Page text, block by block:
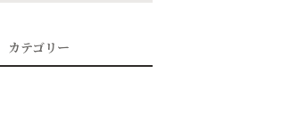
カテゴリー